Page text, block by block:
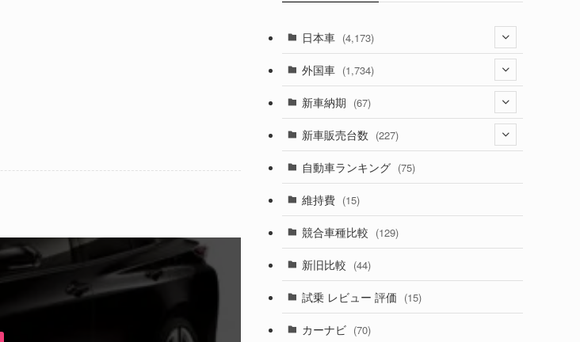
日本車 (4,173)
(1,321)
(329)
(526)
(357)
(328)
(194)
(230)
(253)
外国車 (1,734)
(188)
(242)
(85)
(84)
(14)
(222)
新車納期 (67)
(28)
(8)
(3)
(3)
(5)
新車販売台数 (227)
(21)
(5)
(7)
自動車ランキング (75)
維持費 (15)
競合車種比較 (129)
新旧比較 (44)
試乗 レビュー 評価 (15)
カーナビ (70)